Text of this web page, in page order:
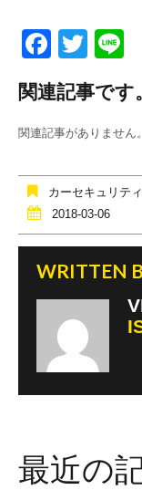
F
a
c
e
o
o
k
T
tt
er
e
関連記事です
関連記事がありません。
カーセキュリテ
2018-03-06
WRITTEN
最近の